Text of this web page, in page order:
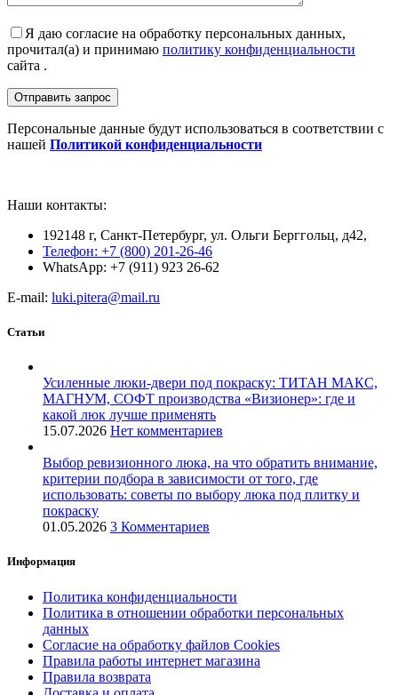
Я даю согласие на обработку персональных данных,
прочитал(а) и принимаю политику конфиденциальности
сайта .
Персональные данные будут использоваться в соответствии с
нашей Политикой конфиденциальности
Наши контакты:
192148 г, Санкт-Петербург, ул. Ольги Берггольц, д42,
Телефон: +7 (800) 201-26-46
WhatsApp: +7 (911) 923 26-62
E-mail: luki.pitera@mail.ru
Статьи
Усиленные люки-двери под покраску: ТИТАН МАКС,
МАГНУМ, СОФТ производства «Визионер»: где и
какой люк лучше применять
15.07.2026 Нет комментариев
Выбор ревизионного люка, на что обратить внимание,
критерии подбора в зависимости от того, где
использовать: советы по выбору люка под плитку и
покраску
01.05.2026 3 Комментариев
Информация
Политика конфиденциальности
Политика в отношении обработки персональных
данных
Согласие на обработку файлов Cookies
Правила работы интернет магазина
Правила возврата